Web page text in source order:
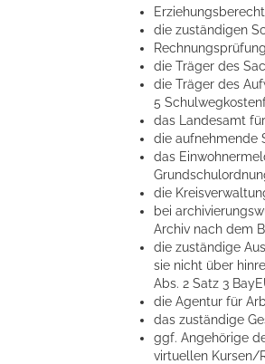
die zuständigen
die Träger des
die Träger des
5
das Landesamt
die aufnehmende
das
die
bei
Archiv nach dem
die zuständige
sie nicht über
Abs. 2 Satz 3
die Agentur für
das zuständige
ggf. Angehörige
virtuellen Kursen/